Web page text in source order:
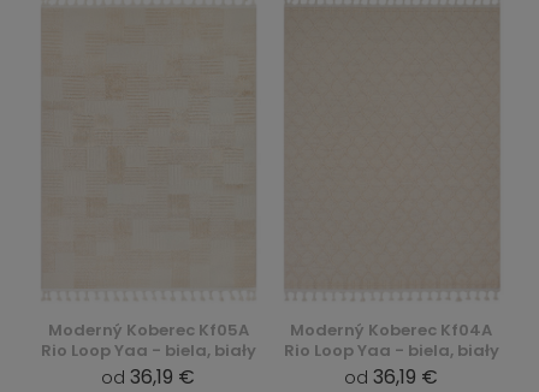
Moderný Koberec Kf05A
Rio Loop Yaa - biela, biały
od 36,19 €
Moderný Koberec Kf04A
Rio Loop Yaa - biela, biały
od 36,19 €